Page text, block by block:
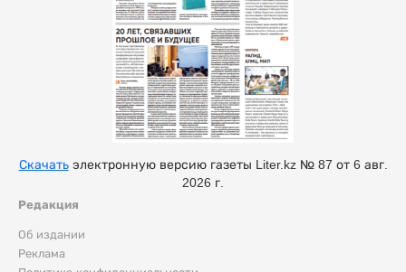
Редакция
Об издании
Реклама
Скачатьэлектронную версию газеты Liter.kz № 87 от 6 авг.
2026 г.